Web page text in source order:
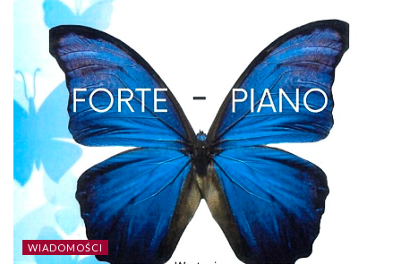
WIADOMOŚCI